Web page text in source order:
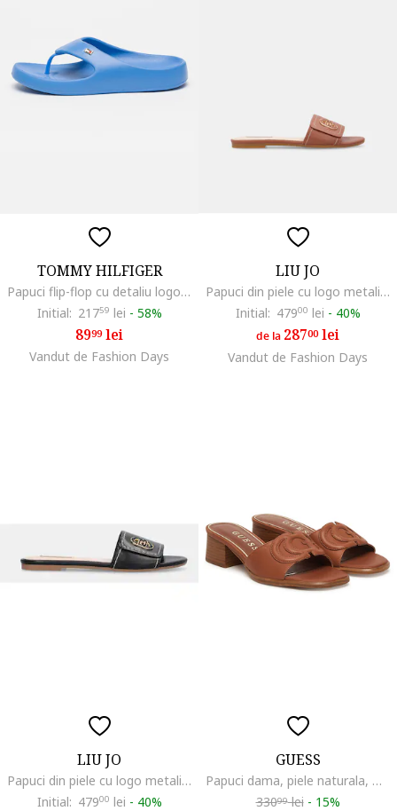
TOMMY HILFIGER
Papuci flip-flop cu detaliu logo, Albastru royal
Initial: 21759 lei - 58%
8999lei
Vandut de Fashion Days
LIU JO
Papuci din piele cu logo metalic, Maro scortisoara
Initial: 47900 lei - 40%
de la 28700lei
Vandut de Fashion Days
LIU JO
Papuci din piele cu logo metalic, Negru
Initial: 47900 lei - 40%
GUESS
Papuci dama, piele naturala, maro
33099lei - 15%